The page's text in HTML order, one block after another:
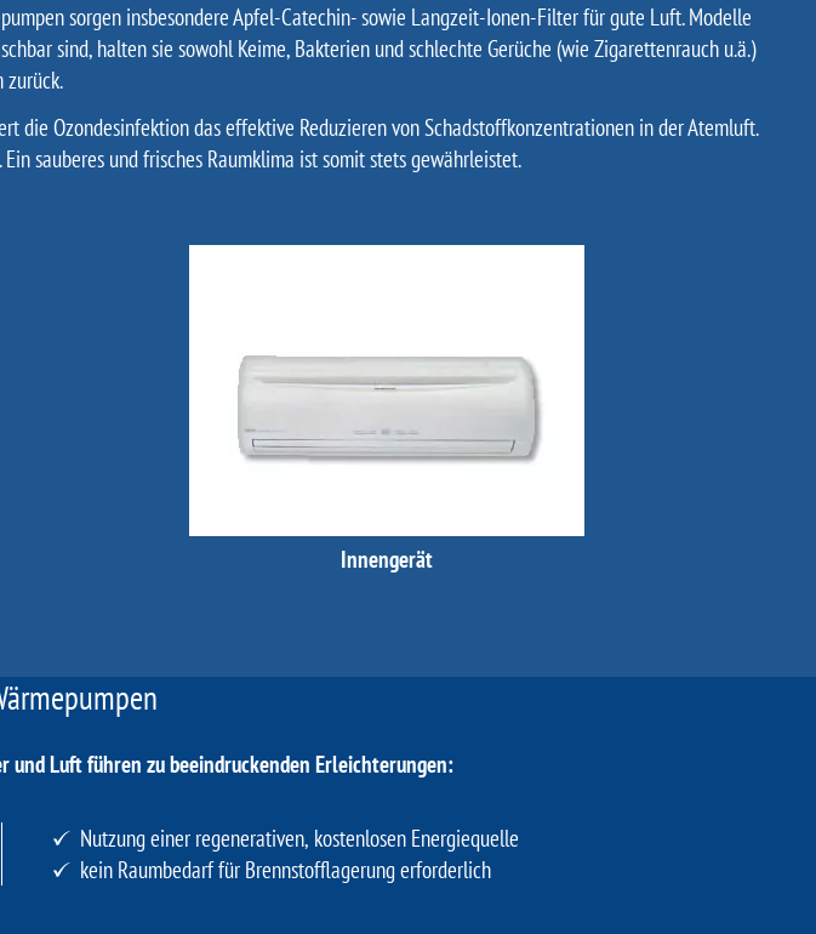
sorgen insbesondere Apfel-Catechin- sowie Langzeit-Ionen-Filter für gute Luft. Modelle
sind, halten sie sowohl Keime, Bakterien und schlechte Gerüche (wie Zigarettenrauch u.ä.)
zurück.
Ozondesinfektion das effektive Reduzieren von Schadstoffkonzentrationen in der Atemluft.
sauberes und frisches Raumklima ist somit stets gewährleistet.
Innengerät
und Luft führen zu beeindruckenden Erleichterungen:
Nutzung einer regenerativen, kostenlosen Energiequelle
kein Raumbedarf für Brennstofflagerung erforderlich